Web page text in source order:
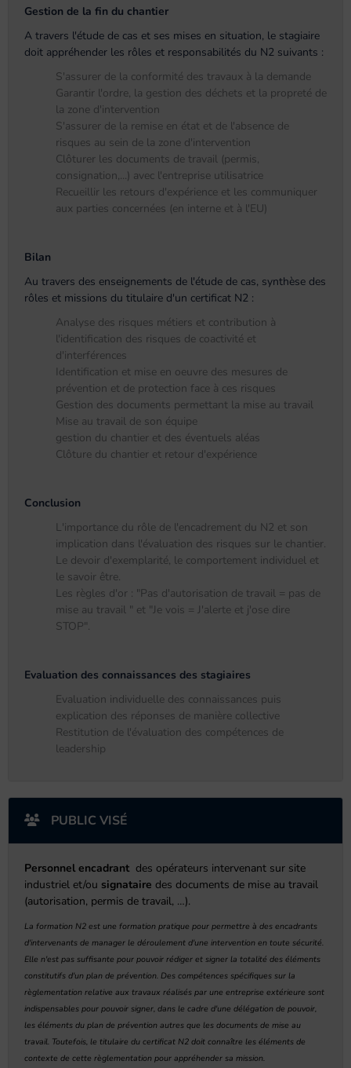
Gestion de la fin du chantier
A travers l'étude de cas et ses mises en situation, le stagiaire
doit appréhender les rôles et responsabilités du N2 suivants :
S'assurer de la conformité des travaux à la demande
Garantir l'ordre, la gestion des déchets et la propreté de
la zone d'intervention
S'assurer de la remise en état et de l'absence de
risques au sein de la zone d'intervention
Clôturer les documents de travail (permis,
consignation,...) avec l'entreprise utilisatrice
Recueillir les retours d'expérience et les communiquer
aux parties concernées (en interne et à l'EU)
Bilan
Au travers des enseignements de l'étude de cas, synthèse des
rôles et missions du titulaire d'un certificat N2 :
Analyse des risques métiers et contribution à
l'identification des risques de coactivité et
d'interférences
Identification et mise en oeuvre des mesures de
prévention et de protection face à ces risques
Gestion des documents permettant la mise au travail
Mise au travail de son équipe
gestion du chantier et des éventuels aléas
Clôture du chantier et retour d'expérience
Conclusion
L'importance du rôle de l'encadrement du N2 et son
implication dans l'évaluation des risques sur le chantier.
Le devoir d'exemplarité, le comportement individuel et
le savoir être.
Les règles d'or : "Pas d'autorisation de travail = pas de
mise au travail " et "Je vois = J'alerte et j'ose dire
STOP".
Evaluation des connaissances des stagiaires
Evaluation individuelle des connaissances puis
explication des réponses de manière collective
Restitution de l'évaluation des compétences de
leadership
PUBLIC VISÉ
Personnel encadrant des opérateurs intervenant sur site
industriel et/ou signataire des documents de mise au travail
(autorisation, permis de travail, …).
La formation N2 est une formation pratique pour permettre à des encadrants
d'intervenants de manager le déroulement d'une intervention en toute sécurité.
Elle n'est pas suffisante pour pouvoir rédiger et signer la totalité des éléments
constitutifs d'un plan de prévention. Des compétences spécifiques sur la
règlementation relative aux travaux réalisés par une entreprise extérieure sont
indispensables pour pouvoir signer, dans le cadre d'une délégation de pouvoir,
les éléments du plan de prévention autres que les documents de mise au
travail. Toutefois, le titulaire du certificat N2 doit connaître les éléments de
contexte de cette règlementation pour appréhender sa mission.